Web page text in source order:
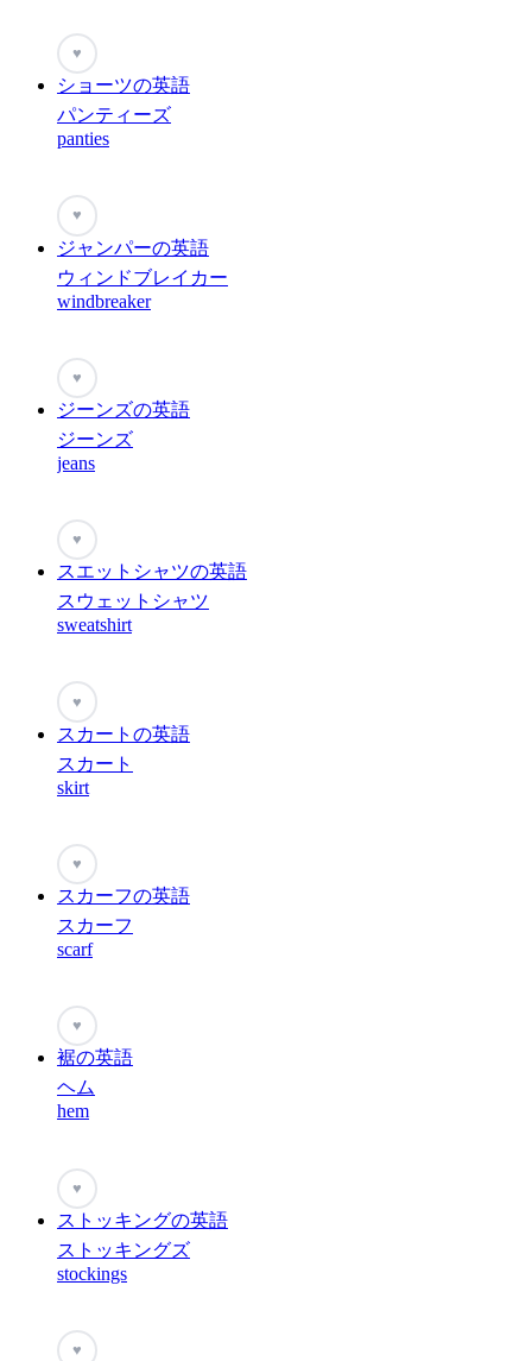
♥
ショーツの英語
パンティーズ
panties
♥
ジャンパーの英語
ウィンドブレイカー
windbreaker
♥
ジーンズの英語
ジーンズ
jeans
♥
スエットシャツの英語
スウェットシャツ
sweatshirt
♥
スカートの英語
スカート
skirt
♥
スカーフの英語
スカーフ
scarf
♥
裾の英語
ヘム
hem
♥
ストッキングの英語
ストッキングズ
stockings
♥